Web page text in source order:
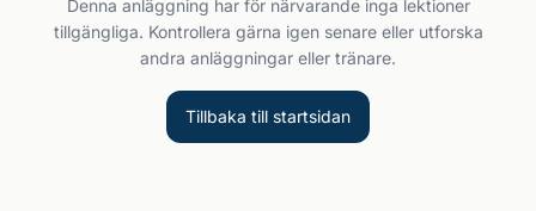
Denna anläggning har för närvarande inga lektioner
tillgängliga. Kontrollera gärna igen senare eller utforska
andra anläggningar eller tränare.
Tillbaka till startsidan